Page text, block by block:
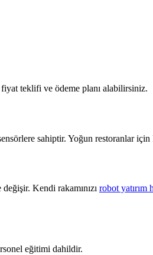
teklifi ve ödeme planı alabilirsiniz.
sahiptir. Yoğun restoranlar
Kendi rakamınızı robot yatırım
eğitimi dahildir.